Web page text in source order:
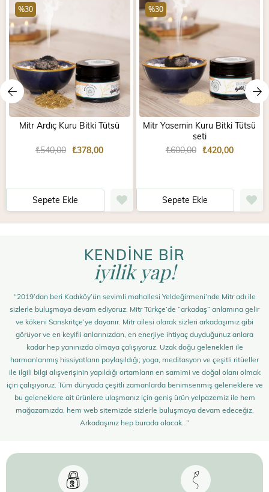
Mitr Ardıç Kuru Bitki Tütsü
₺378,00
₺540,00
Sepete Ekle
%30
Mitr Yasemin Kuru Bitki Tütsü
seti
₺420,00
₺600,00
Sepete Ekle
%30
KENDİNE BİR
iyilik yap!
“2019’dan beri Kadıköy’ün sevimli mahallesi Yeldeğirmeni’nde Mitr adı ile
sizlerle buluşmaya devam ediyoruz. Mitr Türkçe’de “arkadaş” anlamına gelir
ve kökeni Sanskritçe’ye dayanır. Mitr ailesi olarak sizleri arkadaşımız gibi
görüyor ve en keyifli anlarınızdan, en enerjiye ihtiyaç duyduğunuz anlara
kadar hep yanınızda olmaya çalışıyoruz. Uzak doğu gelenekleri ile
harmanlanmış hissiyatların paylaşıldığı; yoga, meditasyon ve çeşitli ritüeller
ile ilgili bilgi alışverişinin yapıldığı ortamların en samimi ve doğal olanı olmak
için çalışıyoruz. Tüm dünyada çeşitli zamanlarda benimsenmiş geleneklere ve
bu geleneklere ait ürünlere ulaşmanız için geniş ürün yelpazemiz ile hem
mağazamızda, hem web sitemizde sizlerle buluşmaya devam edeceğiz.
Arkadaşınız hep burada olacak…”